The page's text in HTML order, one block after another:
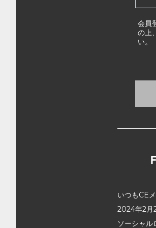
会員
の上
い。
いつもCE
2024年2月
ソーシャ